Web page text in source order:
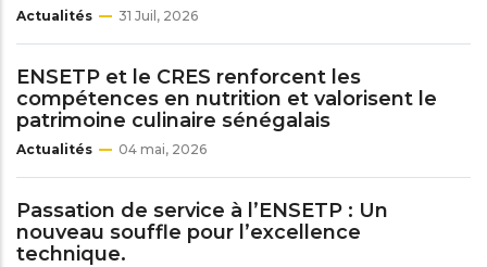
Actualités 31 Juil, 2026
ENSETP et le CRES renforcent les
compétences en nutrition et valorisent le
patrimoine culinaire sénégalais
Actualités 04 mai, 2026
Passation de service à l’ENSETP : Un
nouveau souffle pour l’excellence
technique.